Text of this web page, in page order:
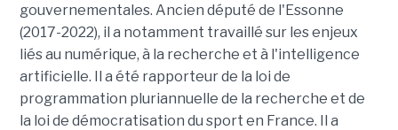
gouvernementales. Ancien député de l'Essonne
(2017-2022), il a notamment travaillé sur les enjeux
liés au numérique, à la recherche et à l'intelligence
artificielle. Il a été rapporteur de la loi de
programmation pluriannuelle de la recherche et de
la loi de démocratisation du sport en France. Il a